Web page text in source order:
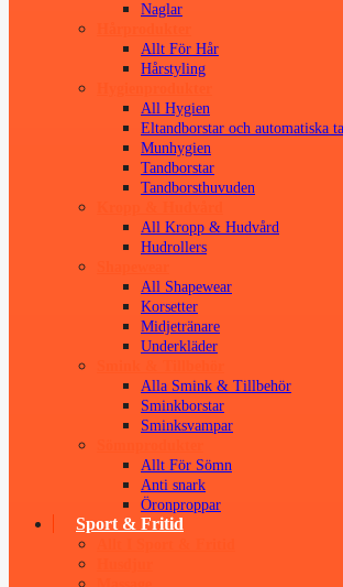
Naglar
Allt För Hår
Hårstyling
All Hygien
Eltandborstar och automatiska
Munhygien
Tandborstar
Tandborsthuvuden
All Kropp & Hudvård
Hudrollers
All Shapewear
Korsetter
Midjetränare
Underkläder
Alla Smink & Tillbehör
Sminkborstar
Sminksvampar
Allt För Sömn
Anti snark
Öronproppar
Sport & Fritid